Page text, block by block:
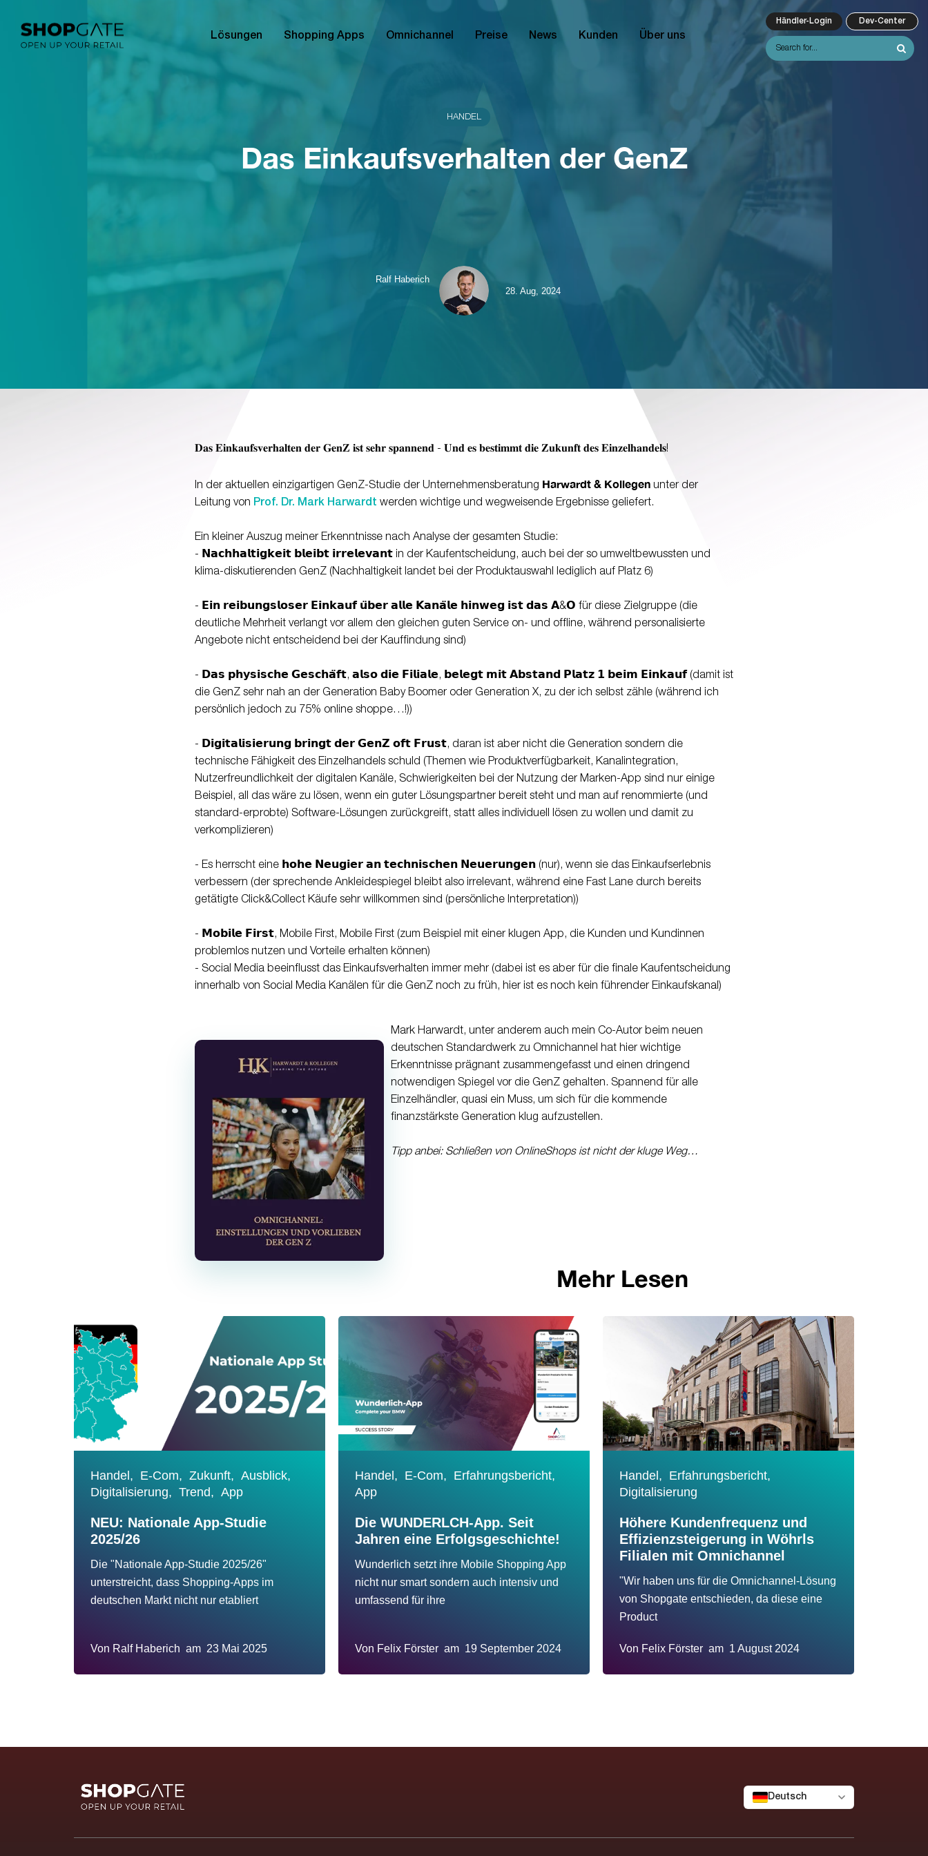
Lösungen Shopping Apps Omnichannel Preise News Kunden Über uns
Händler-Login Dev-Center
HANDEL
Das Einkaufsverhalten der GenZ
Ralf Haberich
28. Aug, 2024
𝐃𝐚𝐬 𝐄𝐢𝐧𝐤𝐚𝐮𝐟𝐬𝐯𝐞𝐫𝐡𝐚𝐥𝐭𝐞𝐧 𝐝𝐞𝐫 𝐆𝐞𝐧𝐙 𝐢𝐬𝐭 𝐬𝐞𝐡𝐫 𝐬𝐩𝐚𝐧𝐧𝐞𝐧𝐝 - 𝐔𝐧𝐝 𝐞𝐬 𝐛𝐞𝐬𝐭𝐢𝐦𝐦𝐭 𝐝𝐢𝐞 𝐙𝐮𝐤𝐮𝐧𝐟𝐭 𝐝𝐞𝐬 𝐄𝐢𝐧𝐳𝐞𝐥𝐡𝐚𝐧𝐝𝐞𝐥𝐬!
In der aktuellen einzigartigen GenZ-Studie der Unternehmensberatung Harwardt & Kollegen unter der
Leitung von Prof. Dr. Mark Harwardt werden wichtige und wegweisende Ergebnisse geliefert.
Ein kleiner Auszug meiner Erkenntnisse nach Analyse der gesamten Studie:
- 𝗡𝗮𝗰𝗵𝗵𝗮𝗹𝘁𝗶𝗴𝗸𝗲𝗶𝘁 𝗯𝗹𝗲𝗶𝗯𝘁 𝗶𝗿𝗿𝗲𝗹𝗲𝘃𝗮𝗻𝘁 in der Kaufentscheidung, auch bei der so umweltbewussten und
klima-diskutierenden GenZ (Nachhaltigkeit landet bei der Produktauswahl lediglich auf Platz 6)
- 𝗘𝗶𝗻 𝗿𝗲𝗶𝗯𝘂𝗻𝗴𝘀𝗹𝗼𝘀𝗲𝗿 𝗘𝗶𝗻𝗸𝗮𝘂𝗳 𝘂̈𝗯𝗲𝗿 𝗮𝗹𝗹𝗲 𝗞𝗮𝗻𝗮̈𝗹𝗲 𝗵𝗶𝗻𝘄𝗲𝗴 𝗶𝘀𝘁 𝗱𝗮𝘀 𝗔&𝗢 für diese Zielgruppe (die
deutliche Mehrheit verlangt vor allem den gleichen guten Service on- und offline, während personalisierte
Angebote nicht entscheidend bei der Kauffindung sind)
- 𝗗𝗮𝘀 𝗽𝗵𝘆𝘀𝗶𝘀𝗰𝗵𝗲 𝗚𝗲𝘀𝗰𝗵𝗮̈𝗳𝘁, 𝗮𝗹𝘀𝗼 𝗱𝗶𝗲 𝗙𝗶𝗹𝗶𝗮𝗹𝗲, 𝗯𝗲𝗹𝗲𝗴𝘁 𝗺𝗶𝘁 𝗔𝗯𝘀𝘁𝗮𝗻𝗱 𝗣𝗹𝗮𝘁𝘇 𝟭 𝗯𝗲𝗶𝗺 𝗘𝗶𝗻𝗸𝗮𝘂𝗳 (damit ist
die GenZ sehr nah an der Generation Baby Boomer oder Generation X, zu der ich selbst zähle (während ich
persönlich jedoch zu 75% online shoppe…!))
- 𝗗𝗶𝗴𝗶𝘁𝗮𝗹𝗶𝘀𝗶𝗲𝗿𝘂𝗻𝗴 𝗯𝗿𝗶𝗻𝗴𝘁 𝗱𝗲𝗿 𝗚𝗲𝗻𝗭 𝗼𝗳𝘁 𝗙𝗿𝘂𝘀𝘁, daran ist aber nicht die Generation sondern die
technische Fähigkeit des Einzelhandels schuld (Themen wie Produktverfügbarkeit, Kanalintegration,
Nutzerfreundlichkeit der digitalen Kanäle, Schwierigkeiten bei der Nutzung der Marken-App sind nur einige
Beispiel, all das wäre zu lösen, wenn ein guter Lösungspartner bereit steht und man auf renommierte (und
standard-erprobte) Software-Lösungen zurückgreift, statt alles individuell lösen zu wollen und damit zu
verkomplizieren)
- Es herrscht eine 𝗵𝗼𝗵𝗲 𝗡𝗲𝘂𝗴𝗶𝗲𝗿 𝗮𝗻 𝘁𝗲𝗰𝗵𝗻𝗶𝘀𝗰𝗵𝗲𝗻 𝗡𝗲𝘂𝗲𝗿𝘂𝗻𝗴𝗲𝗻 (nur), wenn sie das Einkaufserlebnis
verbessern (der sprechende Ankleidespiegel bleibt also irrelevant, während eine Fast Lane durch bereits
getätigte Click&Collect Käufe sehr willkommen sind (persönliche Interpretation))
- 𝗠𝗼𝗯𝗶𝗹𝗲 𝗙𝗶𝗿𝘀𝘁, Mobile First, Mobile First (zum Beispiel mit einer klugen App, die Kunden und Kundinnen
problemlos nutzen und Vorteile erhalten können)
- Social Media beeinflusst das Einkaufsverhalten immer mehr (dabei ist es aber für die finale Kaufentscheidung
innerhalb von Social Media Kanälen für die GenZ noch zu früh, hier ist es noch kein führender Einkaufskanal)
Mark Harwardt, unter anderem auch mein Co-Autor beim neuen
deutschen Standardwerk zu Omnichannel
hat hier wichtige
Erkenntnisse prägnant zusammengefasst und einen dringend
notwendigen Spiegel vor die GenZ gehalten. Spannend für alle
Einzelhändler, quasi ein Muss, um sich für die kommende
finanzstärkste Generation klug aufzustellen.
Tipp anbei: Schließen von OnlineShops ist nicht der kluge Weg…
Mehr Lesen
Handel, E-Com, Zukunft, Ausblick,
Digitalisierung, Trend, App
NEU: Nationale App-Studie
2025/26
Die "Nationale App-Studie 2025/26"
unterstreicht, dass Shopping-Apps im
deutschen Markt nicht nur etabliert
Von Ralf Haberich am 23 Mai 2025
Handel, E-Com, Erfahrungsbericht,
App
Die WUNDERLCH-App. Seit
Jahren eine Erfolgsgeschichte!
Wunderlich setzt ihre Mobile Shopping App
nicht nur smart sondern auch intensiv und
umfassend für ihre
Von Felix Försteram 19 September 2024
Handel, Erfahrungsbericht,
Digitalisierung
Höhere Kundenfrequenz und
Effizienzsteigerung in Wöhrls
Filialen mit Omnichannel
"Wir haben uns für die Omnichannel-Lösung
von Shopgate entschieden, da diese eine
Product
Von Felix Försteram 1 August 2024
Deutsch